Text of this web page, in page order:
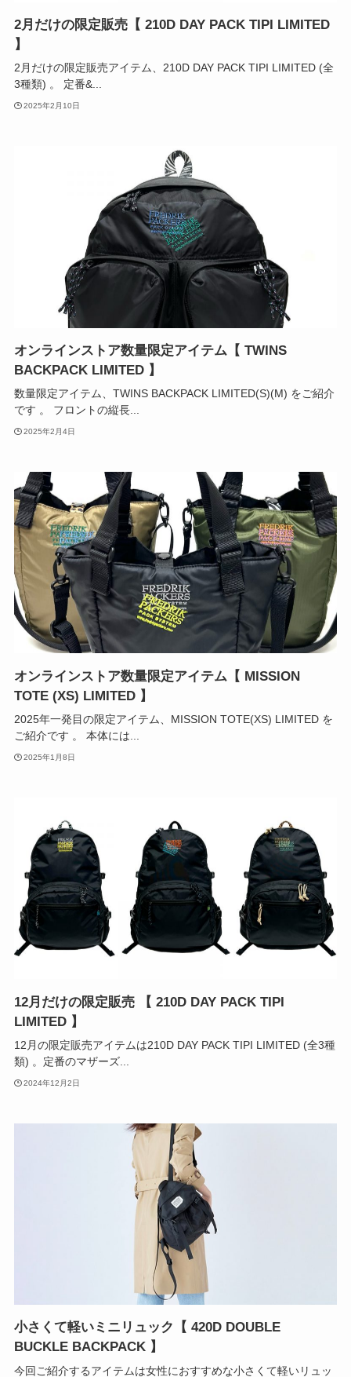
2月だけの限定販売【 210D DAY PACK TIPI LIMITED
】
2月だけの限定販売アイテム、210D DAY PACK TIPI LIMITED (全
3種類) 。 定番&...
2025年2月10日
オンラインストア数量限定アイテム【 TWINS
BACKPACK LIMITED 】
数量限定アイテム、TWINS BACKPACK LIMITED(S)(M) をご紹介
です 。 フロントの縦長...
2025年2月4日
オンラインストア数量限定アイテム【 MISSION
TOTE (XS) LIMITED 】
2025年一発目の限定アイテム、MISSION TOTE(XS) LIMITED を
ご紹介です 。 本体には...
2025年1月8日
12月だけの限定販売 【 210D DAY PACK TIPI
LIMITED 】
12月の限定販売アイテムは210D DAY PACK TIPI LIMITED (全3種
類) 。定番のマザーズ...
2024年12月2日
小さくて軽いミニリュック【 420D DOUBLE
BUCKLE BACKPACK 】
今回ご紹介するアイテムは女性におすすめな小さくて軽いリュッ